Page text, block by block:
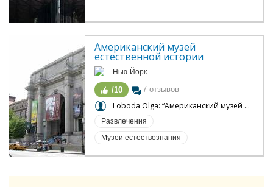
Американский музей
естественной истории
Нью-Йорк
/10 7 отзывов
Loboda Olga: “Американский музей естественной истории - визитная карточка Нью Йорка”
Развлечения
Музеи естествознания